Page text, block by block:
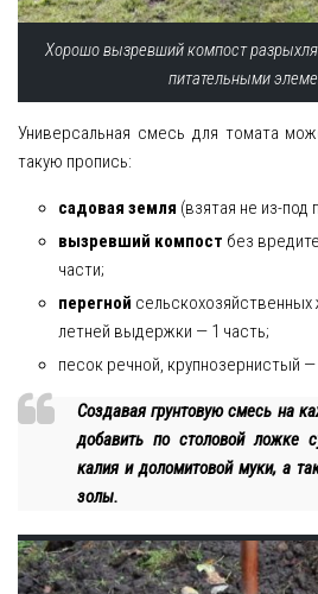
Хорошо вызревший компост
питательными
Универсальная смесь для томата
такую пропись:
садовая земля (взятая не из-под
вызревший компост без
части;
перегной
летней выдержки — 1 часть;
песок речной, крупнозернистый —
Создавая грунтовую смесь на
добавить по столовой ложке
калия и доломитовой муки, а
золы.